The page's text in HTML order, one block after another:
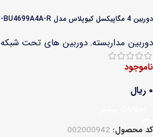
دوربین 4 مگاپیکسل کیوپلاس مدل PL-IPC-BU4699A4A-R
دوربین مداربسته, دوربین های تحت شبکه ip
ناموجود
۰ ریال
کد محصول: 002000942